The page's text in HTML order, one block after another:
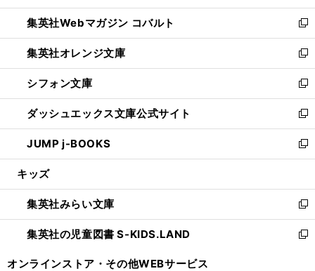
開
く
ウ
で
開
く
ン
ド
ウ
で
開
く
ウ
ィ
ン
ド
ウ
で
開
く
集英社Webマガジン コバルト
新
し
い
ウ
ィ
ン
ド
ウ
で
開
集英社オレンジ文庫
新
し
い
ウ
ィ
ン
ド
ウ
開
く
シフォン文庫
新
し
い
ウ
ィ
ン
ウ
で
開
く
ダッシュエックス文庫公式サイト
新
し
い
ウ
ン
ド
ウ
で
JUMP j-BOOKS
新
し
ウ
ィ
ン
ド
キッズ
集英社みらい文庫
新
し
い
集英社の児童図書 S-KIDS.LAND
新
オンラインストア・ その他WEBサービス